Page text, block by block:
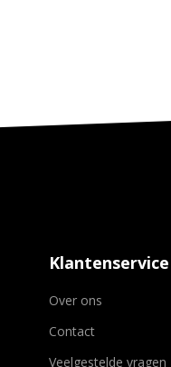
Klantenservice
Over ons
Contact
Veelgestelde vragen